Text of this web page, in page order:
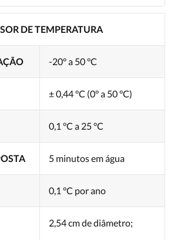
DE TEMPERATURA
-20° a 50 °C
± 0,44 °C (0° a 50 °C)
0,1 °C a 25 °C
5 minutos em água
0,1 °C por ano
2,54 cm de diâmetro;